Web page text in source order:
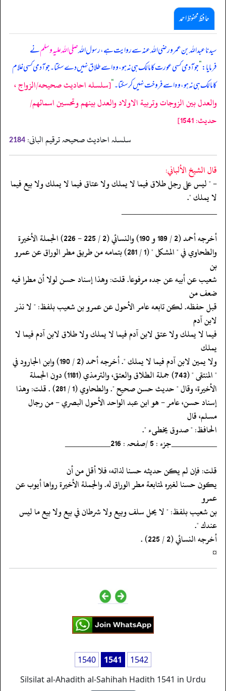
حافظ محفوظ احمد
سیدنا عبدالله بن عمرو رضی اللہ عنہ سے روایت ہے، رسول اللہصلی اللہ علیہ وسلمنے
فرمایا:”جو آدمی کسی عورت کا مالک ہی نہ ہو، وہ اسے طلاق نہیں دے سکتا۔ جو آدمی کسی غلام
کا مالک ہی نہ ہو، وہ اسے فروخت نہیں کر سکتا۔“[سلسله احاديث صحيحه/الزواج ،
والعدل بين الزوجات وتربية الاولاد والعدل بينهم وتحسين اسمائهم/
حدیث: 1541]
سلسلہ احادیث صحیحہ ترقیم البانی: 2184
قال الشيخ الألباني:
- " ليس على رجل طلاق فيما لا يملك ولا عتاق فيما لا يملك ولا بيع فيما
لا يملك ".
‏‏‏‏_____________________
‏‏‏‏أخرجه أحمد (2 / 189 و 190) والنسائي (2 / 225 - 226) الجملة الأخيرة
‏‏‏‏والطحاوي في " المشكل " (1 / 281) بتمامه من طريق مطر الوراق عن عمرو
بن
‏‏‏‏شعيب عن أبيه عن جده مرفوعا. قلت: وهذا إسناد حسن لولا أن مطرا فيه
ضعف من
‏‏‏‏قبل حفظه. لكن تابعه عامر الأحول عن عمرو بن شعيب بلفظ: " لا نذر
لابن آدم
‏‏‏‏فيما لا يملك ولا عتق لابن آدم فيما لا يملك ولا طلاق لابن آدم فيما لا
يملك
‏‏‏‏ولا يمين لابن آدم فيما لا يملك ". أخرجه أحمد (2 / 190) وابن الجارود في
‏‏‏‏" المنتقى " (743) جملة الطلاق والعتق، والترمذي (1181) دون الجملة
‏‏‏‏الأخيرة، وقال " حديث حسن صحيح ". والطحاوي (1 / 281) . قلت: وهذا
‏‏‏‏إسناد حسن، عامر - هو ابن عبد الواحد الأحول البصري - من رجال
مسلم، قال
‏‏‏‏الحافظ: " صدوق يخطىء ".
‏‏‏‏__________جزء : 5 /صفحہ : 216__________
‏‏‏‏قلت: فإن لم يكن حديثه حسنا لذاته، فلا أقل من أن
‏‏‏‏يكون حسنا لغيره لمتابعة مطر الوراق له. والجملة الأخيرة رواها أيوب عن
عمرو
‏‏‏‏بن شعيب بلفظ: " لا يحل سلف وبيع ولا شرطان في بيع ولا بيع ما ليس
عندك ".
‏‏‏‏أخرجه النسائي (2 / 225) .
‏‏‏‏¤
1540 1541
1542
Silsilat al-Ahadith al-Sahihah Hadith 1541 in Urdu